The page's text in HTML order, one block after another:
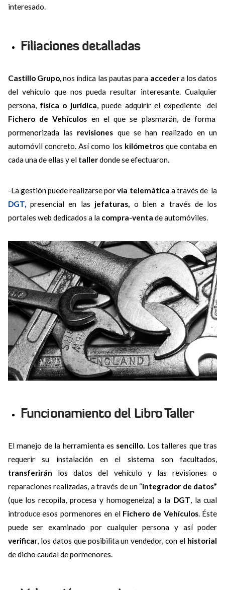
interesado.
Filiaciones detalladas
Castillo Grupo,nos índica las pautas para accedera los datos
del vehículo que nos pueda resultar interesante. Cualquier
persona, física o jurídica, puede adquirir el expediente del
Fichero de Vehículos en el que se plasmarán, de forma
pormenorizada las revisiones que se han realizado en un
automóvil concreto. Así como los kilómetros que contaba en
cada una de ellas y el tallerdonde se efectuaron.
-La gestión puede realizarse porvía telemática a través de la
DGT,
presencial en las jefaturas,
o bien a través de los
portales web dedicados a la compra-venta de automóviles.
Funcionamiento del Libro Taller
El manejo de la herramienta es sencillo. Los talleres que tras
requerir su instalación en el sistema son facultados,
transferirán los datos del vehículo y las revisiones o
reparaciones realizadas, a través de un “integrador de datos”
(que los recopila, procesa y homogeneiza) a la DGT, la cual
introduce esos pormenores en el Fichero de Vehículos. Éste
puede ser examinado por cualquier persona y así poder
verificar, los datos que posibilita un vendedor, con el historial
de dicho caudal de pormenores.